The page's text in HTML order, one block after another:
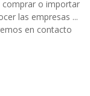
comprar o importar
las empresas ...
en contacto